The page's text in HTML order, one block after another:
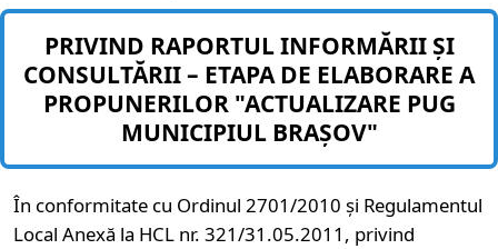
PRIVIND RAPORTUL INFORMĂRII ȘI
CONSULTĂRII – ETAPA DE ELABORARE A
PROPUNERILOR "ACTUALIZARE PUG
MUNICIPIUL BRAȘOV"
În conformitate cu Ordinul 2701/2010 și Regulamentul
Local Anexă la HCL nr. 321/31.05.2011, privind